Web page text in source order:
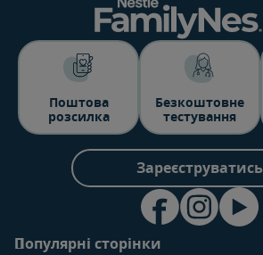
Поштова
розсилка
Безкоштовне
тестування
Зареєструватись
Популярні сторінки